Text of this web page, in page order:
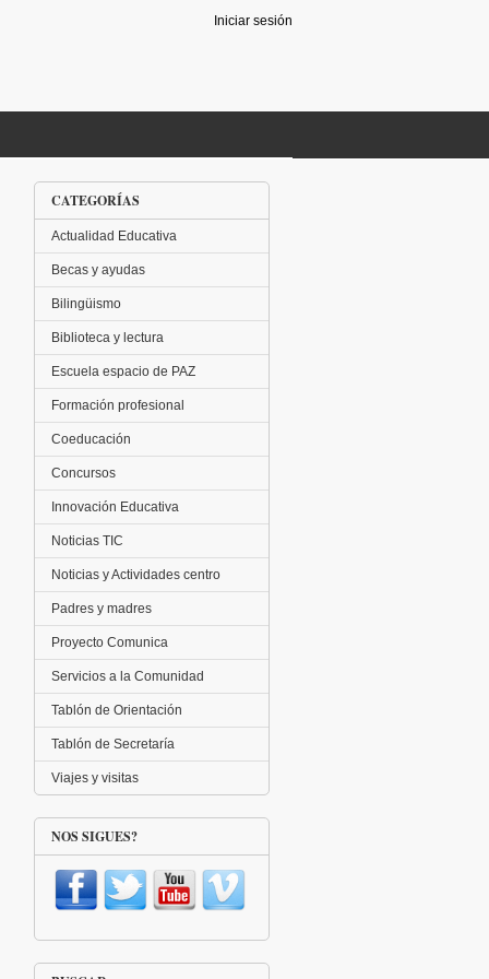
Iniciar sesión
CATEGORÍAS
Actualidad Educativa
Becas y ayudas
Bilingüismo
Biblioteca y lectura
Escuela espacio de PAZ
Formación profesional
Coeducación
Concursos
Innovación Educativa
Noticias TIC
Noticias y Actividades centro
Padres y madres
Proyecto Comunica
Servicios a la Comunidad
Tablón de Orientación
Tablón de Secretaría
Viajes y visitas
NOS SIGUES?